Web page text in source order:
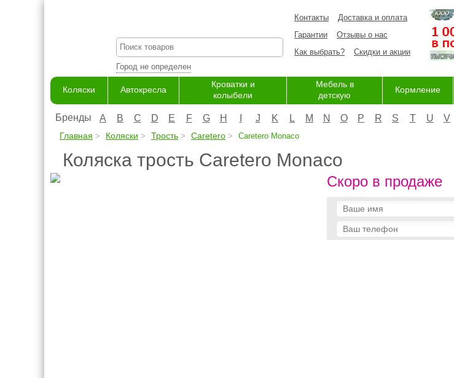
Город не определен
Контакты
Доставка и оплата
Гарантии
Отзывы о нас
Как выбрать?
Скидки и акции
Коляски Автокресла
Кроватки и
колыбели
Мебель в
детскую
Кормление
Бренды A B C D E F G H J K L M N O P R S T U V
Главная Коляски Трость Caretero Caretero Monaco
Коляска трость Caretero Monaco
Скоро в продаже